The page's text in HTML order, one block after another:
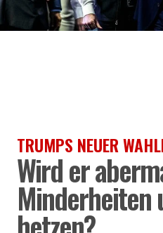
TRUMPS NEUER
Wird er
Minderheiten